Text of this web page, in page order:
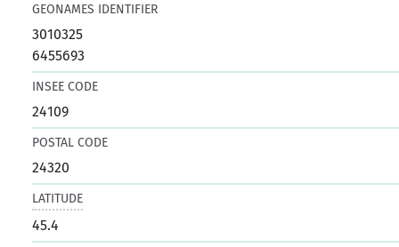
GEONAMES IDENTIFIER
3010325
6455693
INSEE CODE
24109
POSTAL CODE
24320
LATITUDE
45.4